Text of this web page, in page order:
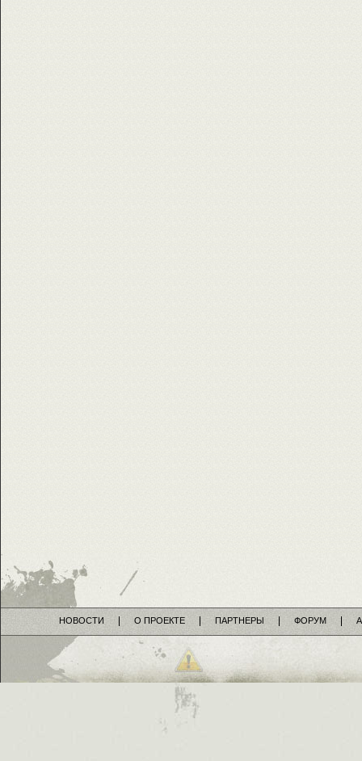
НОВОСТИ О ПРОЕКТЕ ПАРТНЕРЫ ФОРУМ